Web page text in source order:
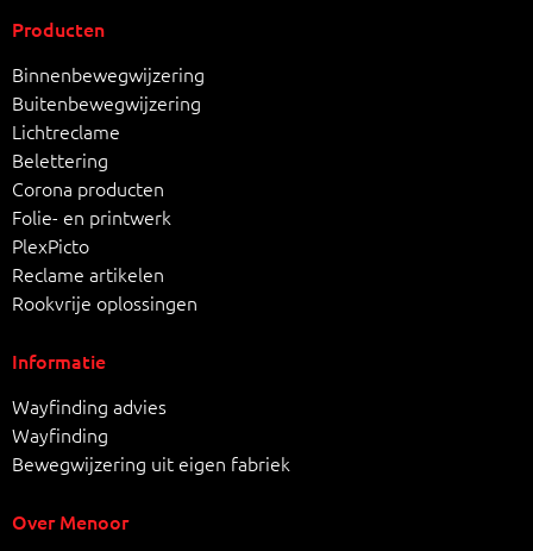
Producten
Binnenbewegwijzering
Buitenbewegwijzering
Lichtreclame
Belettering
Corona producten
Folie- en printwerk
PlexPicto
Reclame artikelen
Rookvrije oplossingen
Informatie
Wayfinding advies
Wayfinding
Bewegwijzering uit eigen fabriek
Over Menoor